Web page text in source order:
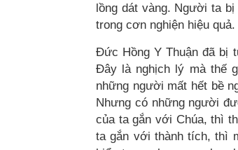
lồng dát vàng. Người ta
trong cơn nghiện hiệu
Đức Hồng Y Thuận đã bị
Đây là nghịch lý mà thế
những người mất hết bề
Nhưng có những người
của ta gắn với Chúa, thì
ta gắn với thành tích, thì